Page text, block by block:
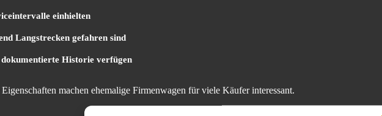
einhielten
Langstrecken gefahren sind
dokumentierte Historie verfügen
Eigenschaften machen ehemalige Firmenwagen für viele Käufer interessant.